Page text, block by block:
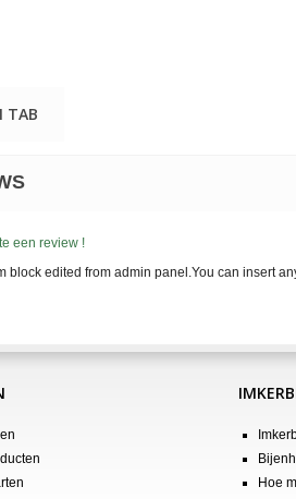
TAB
een review !
block edited from admin panel.You can insert
Hoe